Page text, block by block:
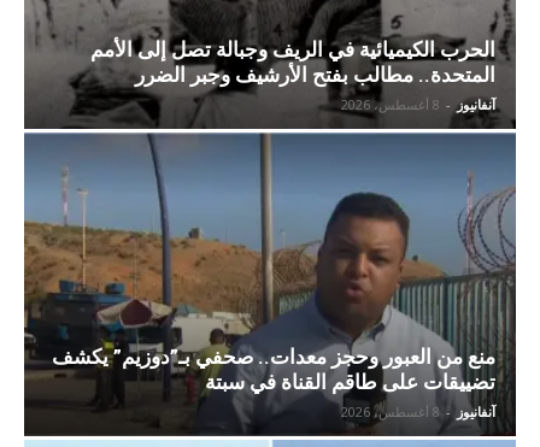
الحرب الكيميائية في الريف وجبالة تصل إلى الأمم
المتحدة.. مطالب بفتح الأرشيف وجبر الضرر
آنفانيوز - 8 أغسطس، 2026
منع من العبور وحجز معدات.. صحفي بـ”دوزيم” يكشف
تضييقات على طاقم القناة في سبتة
آنفانيوز - 8 أغسطس، 2026